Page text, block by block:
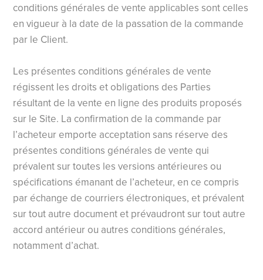
conditions générales de vente applicables sont celles
en vigueur à la date de la passation de la commande
par le Client.
Les présentes conditions générales de vente
régissent les droits et obligations des Parties
résultant de la vente en ligne des produits proposés
sur le Site. La confirmation de la commande par
l’acheteur emporte acceptation sans réserve des
présentes conditions générales de vente qui
prévalent sur toutes les versions antérieures ou
spécifications émanant de l’acheteur, en ce compris
par échange de courriers électroniques, et prévalent
sur tout autre document et prévaudront sur tout autre
accord antérieur ou autres conditions générales,
notamment d’achat.